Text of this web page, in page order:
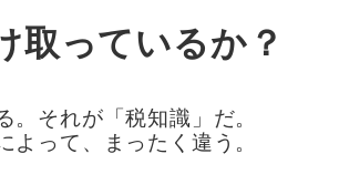
取っているか？
それが「税知識」だ。
って、まったく違う。